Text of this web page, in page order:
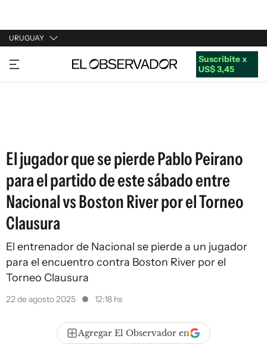
URUGUAY
URUGUAY
ARGENTINA
Suscribite x
US$ 3,45
El jugador que se pierde Pablo Peirano
para el partido de este sábado entre
Nacional vs Boston River por el Torneo
Clausura
El entrenador de Nacional se pierde a un jugador
para el encuentro contra Boston River por el
Torneo Clausura
22 de agosto 2025 12:18 hs
Agregar El Observador en